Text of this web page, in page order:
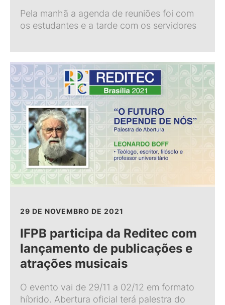
Pela manhã a agenda de reuniões foi com
os estudantes e a tarde com os servidores
29 DE NOVEMBRO DE 2021
IFPB participa da Reditec com
lançamento de publicações e
atrações musicais
O evento vai de 29/11 a 02/12 em formato
híbrido. Abertura oficial terá palestra do